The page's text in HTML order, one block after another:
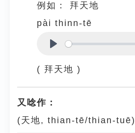
例如：
拜天地
pài thinn-tē
( 拜天地 )
又唸作：
(天地, thian-tē/thian-tuē)